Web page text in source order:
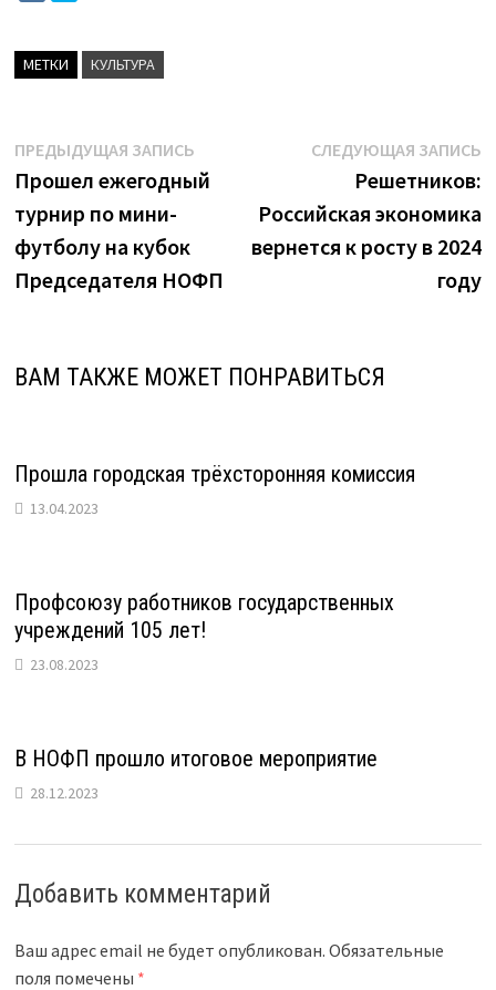
МЕТКИ КУЛЬТУРА
Навигация
по
записям
ПРЕДЫДУЩАЯ ЗАПИСЬ
запись:
Прошел ежегодный
турнир по мини-
футболу на кубок
Председателя НОФП
СЛЕДУЮЩАЯ ЗАПИСЬ
Решетников:
Российская экономика
вернется к росту в 2024
году
ВАМ ТАКЖЕ МОЖЕТ ПОНРАВИТЬСЯ
Прошла городская трёхсторонняя комиссия
13.04.2023
Профсоюзу работников государственных
учреждений 105 лет!
23.08.2023
В НОФП прошло итоговое мероприятие
28.12.2023
Добавить комментарий
Ваш адрес email не будет опубликован. Обязательные
поля помечены *